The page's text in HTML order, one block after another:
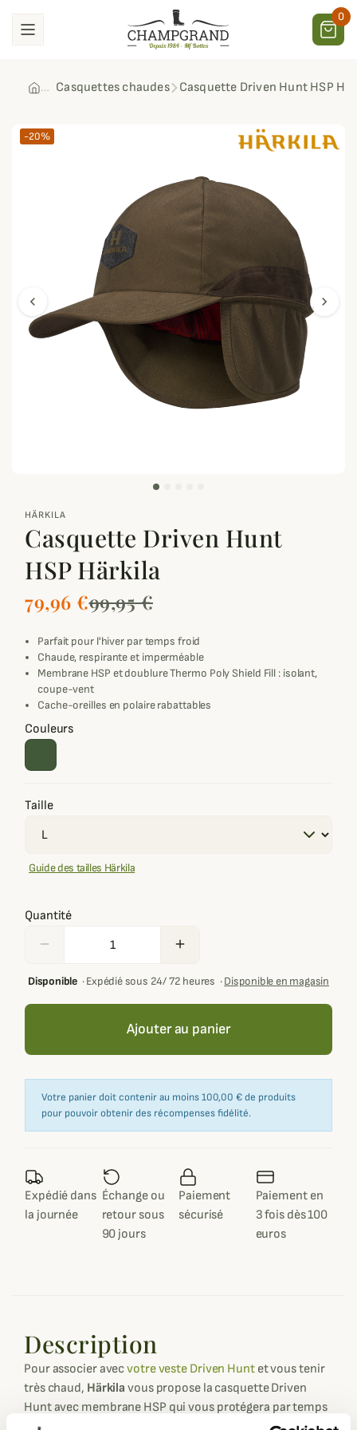
0
Casquettes chaudes Casquette Driven Hunt HSP
chevron_left chevron_right
-20%
HÄRKILA
Casquette Driven Hunt
HSP Härkila
79,96 €99,95 €
Parfait pour l'hiver par temps froid
Chaude, respirante et imperméable
Membrane HSP et doublure Thermo Poly Shield Fill : isolant,
coupe-vent
Cache-oreilles en polaire rabattables
Couleurs
Taille
Guide des tailles Härkila
Quantité
remove add
Disponible·Expédié sous 24/ 72 heures ·Disponible en magasin
Ajouter au panier
Votre panier doit contenir au moins 100,00 € de produits
pour pouvoir obtenir des récompenses fidélité.
Expédié dans
la journée
Échange ou
retour sous
90 jours
Paiement
sécurisé
Paiement en
3 fois dès 100
euros
Description
Pour associer avecvotre veste Driven Huntet vous tenir
très chaud, Härkila vous propose la casquette Driven
Hunt avec membrane HSP qui vous protégera par temps
froid.